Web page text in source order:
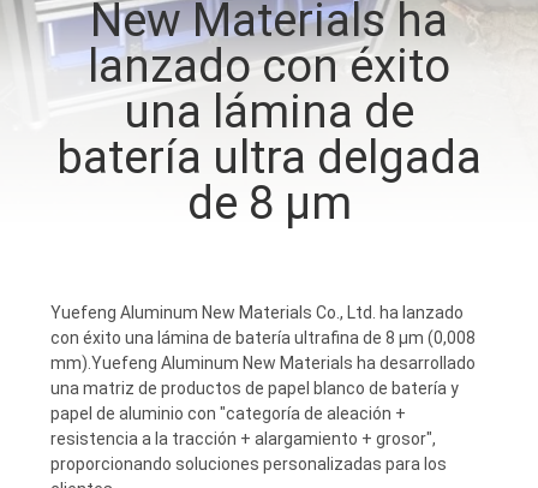
CONTROL
CALIDAD
CONTÁCTENOS
NOTICIAS
SOLICITAR
UNA
COTIZACIÓN
New Materials ha
lanzado con éxito
una lámina de
batería ultra delgada
de 8 μm
Yuefeng Aluminum New Materials Co., Ltd. ha lanzado
con éxito una lámina de batería ultrafina de 8 μm (0,008
mm).Yuefeng Aluminum New Materials ha desarrollado
una matriz de productos de papel blanco de batería y
papel de aluminio con "categoría de aleación +
resistencia a la tracción + alargamiento + grosor",
proporcionando soluciones personalizadas para los